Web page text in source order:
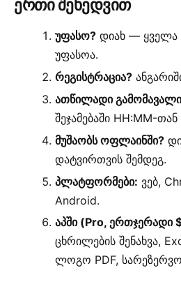
ერთი შეხედვით
უფასო? დიახ — ყველა
უფასოა.
რეგისტრაცია?
ათწილადი
შეჯამებაში HH:MM-
მუშაობს ოფლაინში?
დატვირთვის შემდეგ.
პლატფორმები: ვებ,
Android.
აპში (Pro, ერთჯერადი
ცხრილების შენახვა,
ლოგო PDF,